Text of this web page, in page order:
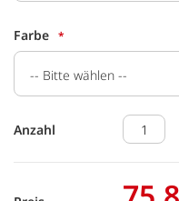
Farbe
Anzahl